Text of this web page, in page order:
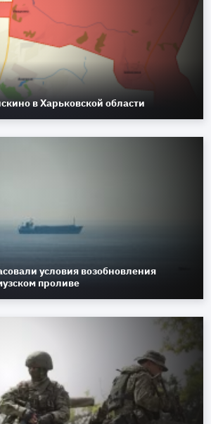
в Харьковской области
условия возобновления
проливе